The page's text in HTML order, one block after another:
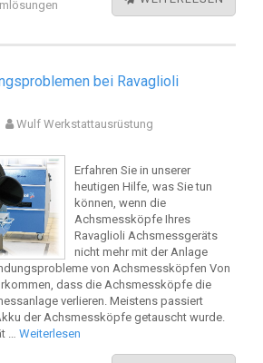
bei Ravaglioli
Wulf Werkstattausrüstung
Erfahren Sie in unserer
heutigen Hilfe, was Sie tun
können, wenn die
Achsmessköpfe Ihres
Ravaglioli Achsmessgeräts
nicht mehr mit der Anlage
von Achsmessköpfen Von
dass die Achsmessköpfe die
verlieren. Meistens passiert
der Achsmessköpfe getauscht wurde.
… Weiterlesen